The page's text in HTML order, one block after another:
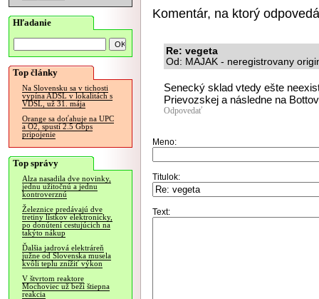
Hľadanie
Top články
Na Slovensku sa v tichosti
vypína ADSL v lokalitách s
VDSL, už 31. mája
Orange sa doťahuje na UPC
a O2, spustí 2.5 Gbps
pripojenie
Top správy
Alza nasadila dve novinky,
jednu užitočnú a jednu
kontroverznú
Železnice predávajú dve
tretiny lístkov elektronicky,
po donútení cestujúcich na
takýto nákup
Ďalšia jadrová elektráreň
južne od Slovenska musela
kvôli teplu znížiť výkon
V štvrtom reaktore
Mochoviec už beží štiepna
reakcia
Komentár, na ktorý
Re: vegeta
Od: MAJAK - neregistrovany
Senecký sklad vtedy ešte
Prievozskej a následne na
Odpovedať
Meno:
Titulok:
Text: